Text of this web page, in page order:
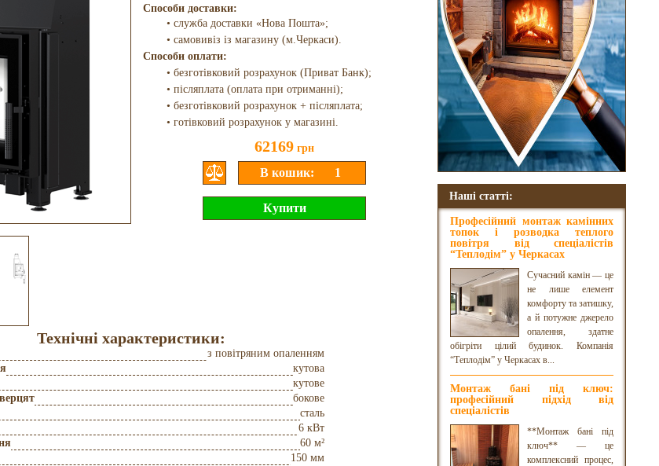
Наші статті:
Професійний монтаж камінних
топок і розводка теплого
повітря від спеціалістів
“Теплодім” у Черкасах
Сучасний камін — це
не лише елемент
комфорту та затишку,
а й потужне джерело
опалення, здатне
обігріти цілий будинок. Компанія
“Теплодім” у Черкасах в...
Монтаж бані під ключ:
професійний підхід від
спеціалістів
**Монтаж бані під
ключ** — це
комплексний процес,
Способи доставки:
• служба доставки «Нова Пошта»;
• самовивіз із магазину (м.Черкаси).
Способи оплати:
• безготівковий розрахунок (Приват Банк);
• післяплата (оплата при отриманні);
• безготівковий розрахунок + післяплата;
• готівковий розрахунок у магазині.
62169 грн
Технічні характеристики:
з повітряним опаленням
кутова
кутове
бокове
сталь
6 кВт
60 м²
150 мм